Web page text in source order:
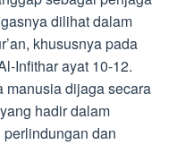
dilihat dalam
khususnya pada
Infithar ayat 10-12.
manusia dijaga secara
hadir dalam
dan